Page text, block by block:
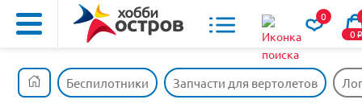
0
0o
Беспилотники Запчасти для вертолетов